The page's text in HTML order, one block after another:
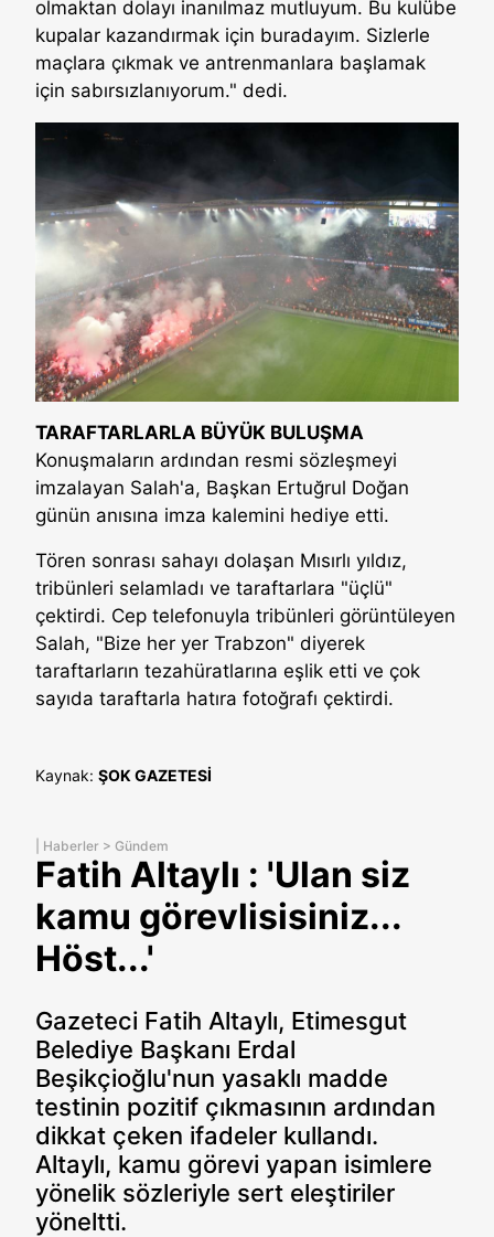
olmaktan dolayı inanılmaz mutluyum. Bu kulübe
kupalar kazandırmak için buradayım. Sizlerle
maçlara çıkmak ve antrenmanlara başlamak
için sabırsızlanıyorum." dedi.
TARAFTARLARLA BÜYÜK BULUŞMA
Konuşmaların ardından resmi sözleşmeyi
imzalayan Salah'a, Başkan Ertuğrul Doğan
günün anısına imza kalemini hediye etti.
Tören sonrası sahayı dolaşan Mısırlı yıldız,
tribünleri selamladı ve taraftarlara "üçlü"
çektirdi. Cep telefonuyla tribünleri görüntüleyen
Salah, "Bize her yer Trabzon" diyerek
taraftarların tezahüratlarına eşlik etti ve çok
sayıda taraftarla hatıra fotoğrafı çektirdi.
Kaynak: ŞOK GAZETESİ
Haberler > Gündem
Fatih Altaylı : 'Ulan siz
kamu görevlisisiniz...
Höst...'
Gazeteci Fatih Altaylı, Etimesgut
Belediye Başkanı Erdal
Beşikçioğlu'nun yasaklı madde
testinin pozitif çıkmasının ardından
dikkat çeken ifadeler kullandı.
Altaylı, kamu görevi yapan isimlere
yönelik sözleriyle sert eleştiriler
yöneltti.